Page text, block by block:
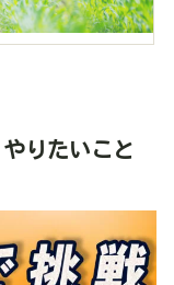
りたいこと